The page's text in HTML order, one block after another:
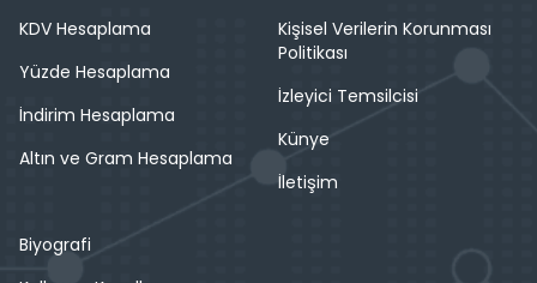
KDV Hesaplama
Yüzde Hesaplama
İndirim Hesaplama
Altın ve Gram Hesaplama
Kişisel Verilerin Korunması
Politikası
İzleyici Temsilcisi
Künye
İletişim
Biyografi